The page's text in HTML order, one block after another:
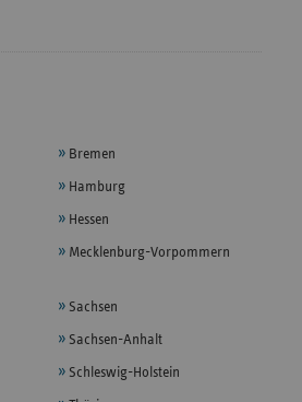
Bremen
Hamburg
Hessen
Mecklenburg-Vorpommern
Sachsen
Sachsen-Anhalt
Schleswig-Holstein